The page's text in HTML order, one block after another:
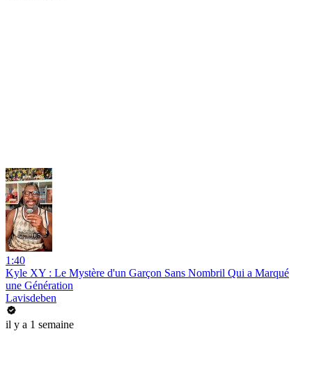
1:40
Kyle XY : Le Mystère d'un Garçon Sans Nombril Qui a Marqué
une Génération
Lavisdeben
il y a 1 semaine